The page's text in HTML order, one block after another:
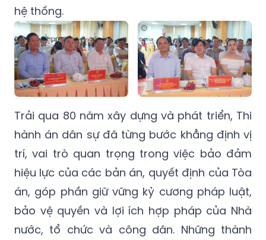
hệ thống.
Trải qua 80 năm xây dựng và phát triển, Thi
hành án dân sự đã từng bước khẳng định vị
trí, vai trò quan trọng trong việc bảo đảm
hiệu lực của các bản án, quyết định của Tòa
án, góp phần giữ vững kỷ cương pháp luật,
bảo vệ quyền và lợi ích hợp pháp của Nhà
nước, tổ chức và công dân. Những thành